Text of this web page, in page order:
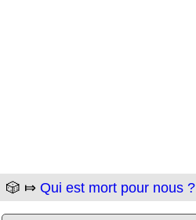
🎲 ⤇ Qui est mort pour nous ?